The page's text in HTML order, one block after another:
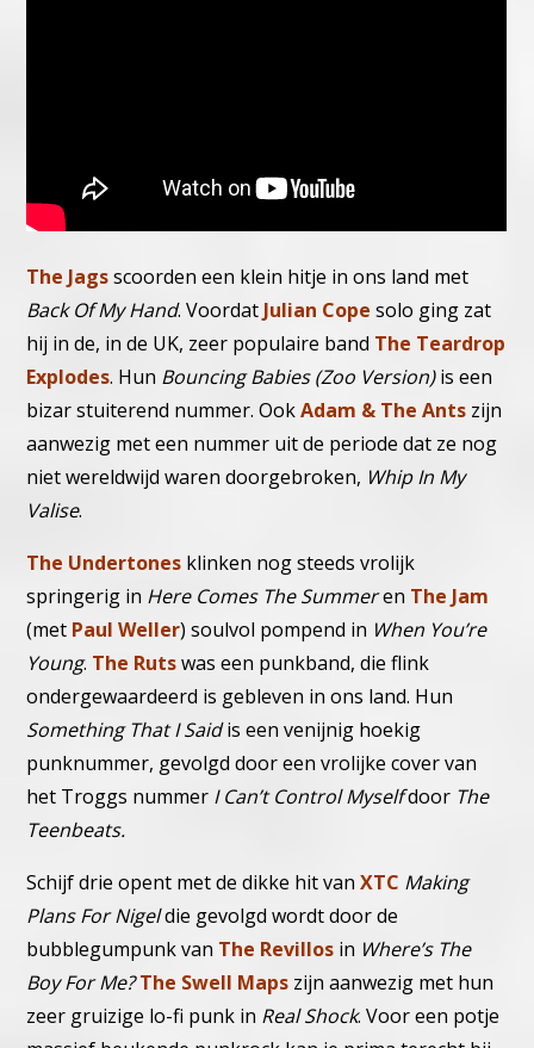
The Jagsscoorden een klein hitje in ons land met
Back Of My Hand.Voordat Julian Cope solo ging zat
hij in de, in de UK, zeer populaire band The Teardrop
Explodes. Hun Bouncing Babies (Zoo Version)is een
bizar stuiterend nummer.OokAdam & The Ants zijn
aanwezig met een nummer uit de periode dat ze nog
niet wereldwijd waren doorgebroken, Whip In My
Valise.
The Undertones klinken nog steeds vrolijk
springerig in Here Comes The Summeren The Jam
(met Paul Weller) soulvol pompend in When You’re
Young. The Rutswas een punkband, die flink
ondergewaardeerd is gebleven in ons land. Hun
Something That I Saidis een venijnig hoekig
punknummer, gevolgd door een vrolijke cover van
het Troggs nummer I Can’t Control Myselfdoor The
Teenbeats.
Schijf drie opent met de dikke hit vanXTC Making
Plans For Nigeldie gevolgd wordt door de
bubblegumpunk van The Revillos in Where’s The
Boy For Me?The Swell Maps zijn aanwezig met hun
zeer gruizige lo-fi punk in Real Shock.Voor een potje